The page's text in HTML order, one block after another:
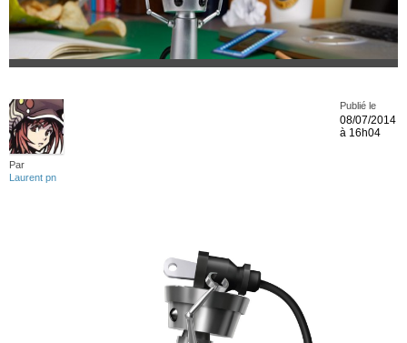
Par
Laurent pn
Publié le
08/07/2014
à 16h04